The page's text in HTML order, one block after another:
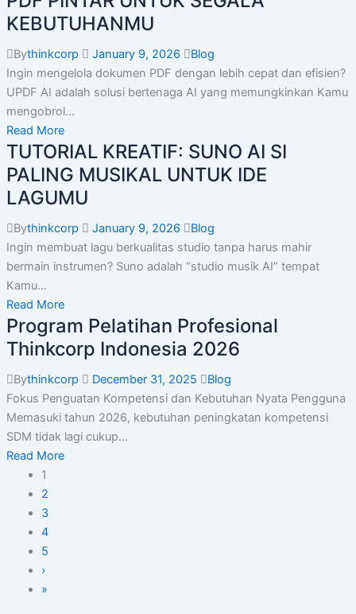
KEBUTUHANMU
Bythinkcorp January 9, 2026
Blog
Ingin mengelola dokumen PDF dengan lebih cepat dan efisien?
UPDF AI adalah solusi bertenaga AI yang memungkinkan Kamu
mengobrol...
Read More
TUTORIAL KREATIF: SUNO AI SI
PALING MUSIKAL UNTUK IDE
LAGUMU
Bythinkcorp January 9, 2026
Blog
Ingin membuat lagu berkualitas studio tanpa harus mahir
bermain instrumen? Suno adalah “studio musik AI” tempat
Kamu...
Read More
Program Pelatihan Profesional
Thinkcorp Indonesia 2026
Bythinkcorp December 31, 2025
Blog
Fokus Penguatan Kompetensi dan Kebutuhan Nyata Pengguna
Memasuki tahun 2026, kebutuhan peningkatan kompetensi
SDM tidak lagi cukup...
Read More
1
2
3
4
5
›
»